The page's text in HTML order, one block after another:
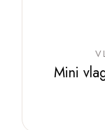
Mini